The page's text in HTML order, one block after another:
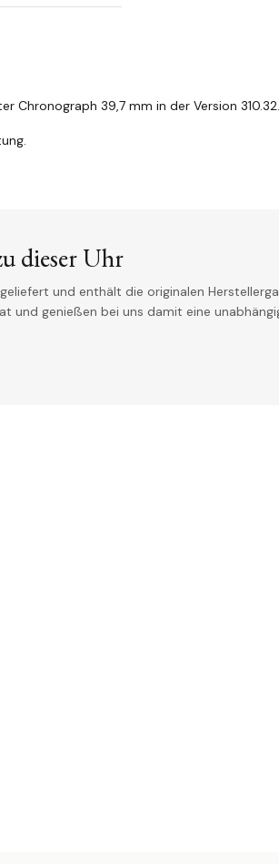
Chronograph 39,7 mm in der Version
dieser Uhr
und enthält die originalen
und genießen bei uns damit eine